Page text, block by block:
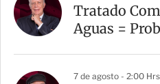
Tratado
Aguas =
7 de agosto - 2:00 Hrs